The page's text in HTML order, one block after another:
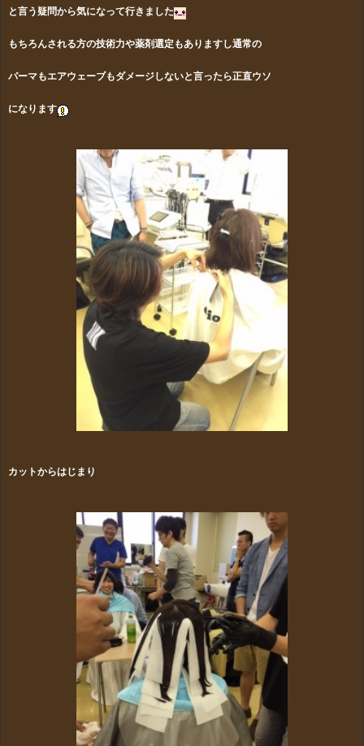
と言う疑問から気になって行きました
もちろんされる方の技術力や薬剤選定もありますし通常の
パーマもエアウェーブもダメージしないと言ったら正直ウソ
になります
カットからはじまり